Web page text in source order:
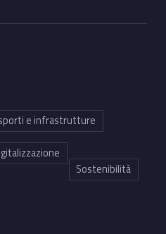
e infrastrutture
Sostenibilità